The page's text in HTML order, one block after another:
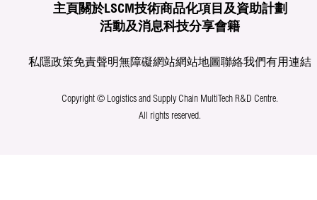
主頁 關於LSCM技術商品化項目及資助計劃
活動及消息科技分享會籍
私隱政策免責聲明無障礙網站網站地圖聯絡我們有用連結
Copyright © Logistics and Supply Chain MultiTech R&D Centre.
All rights reserved.